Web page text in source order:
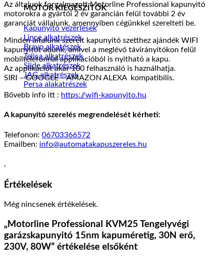
MOTOR KIEGÉSZÍTŐK
Kapunyitó vezérlések
Lince alkatrészek
Bravo alkatészek
Telica alkatrészek
Slide alkatrészek
JAG alkatrészek
Persa alakatrészek
Az általunk forgalmazott Motorline Professional kapunyitó
motorokra a gyártói 2 év garancián felül további 2 év
garanciát vállalunk, amennyiben cégünkkel szerelteti be.
Minden általunk szerelt kapunyitó szetthez ajándék WIFI
kapunyitót adunk, amivel a meglévő távirányítókon felül
mobiltelefonnal applikációból is nyitható a kapu.
Az applikációt akár 100 felhasználó is haználhatja.
SIRI – GOOGLE – AMAZON ALEXA kompatibilis.
Bővebb info itt : https://wifi-kapunyito.hu
A kapunyitó szerelés megrendelését kérheti:
Telefonon: 06703366572
Emailben: info@automatakapuszereles.hu
.
Értékelések
Még nincsenek értékelések.
„Motorline Professional KVM25 Tengelyvégi
garázskapunyitó 15nm kapuméretig, 30N erő,
230V, 80W” értékelése elsőként